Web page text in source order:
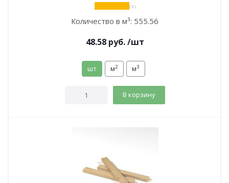
( 2 )
Количество в м³: 555.56
48.58руб. /шт
шт м2 м3
В корзину